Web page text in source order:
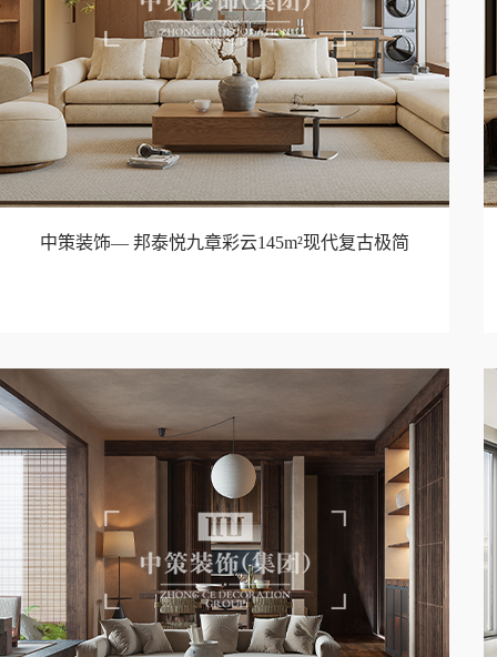
中策装饰— 邦泰悦九章彩云145m²现代复古极简